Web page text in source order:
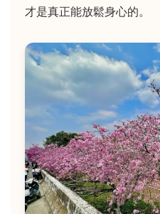
才是真正能放鬆身心的。